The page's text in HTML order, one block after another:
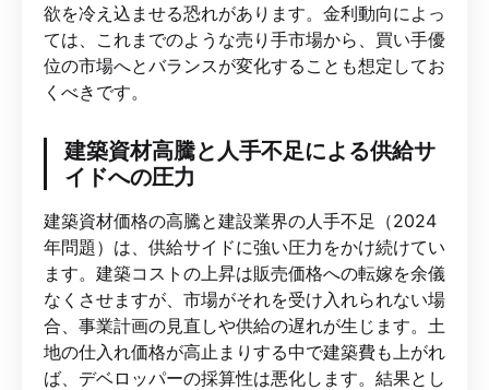
欲を冷え込ませる恐れがあります。金利動向によっ
ては、これまでのような売り手市場から、買い手優
位の市場へとバランスが変化することも想定してお
くべきです。
建築資材高騰と人手不足による供給サ
イドへの圧力
建築資材価格の高騰と建設業界の人手不足（2024
年問題）は、供給サイドに強い圧力をかけ続けてい
ます。建築コストの上昇は販売価格への転嫁を余儀
なくさせますが、市場がそれを受け入れられない場
合、事業計画の見直しや供給の遅れが生じます。土
地の仕入れ価格が高止まりする中で建築費も上がれ
ば、デベロッパーの採算性は悪化します。結果とし